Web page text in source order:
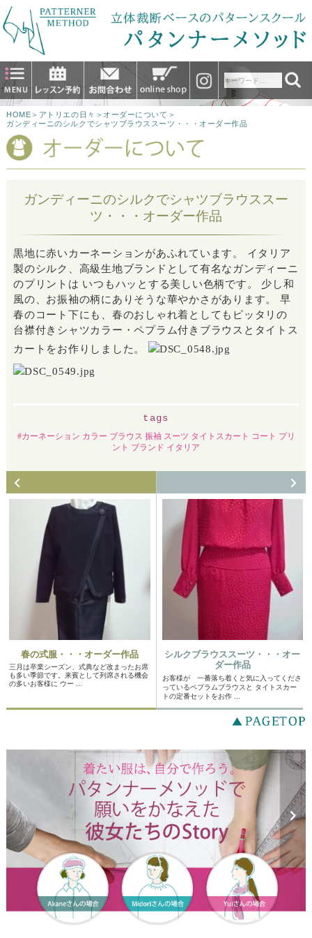
HOME ＞ アトリエの日々 ＞ オーダーについて ＞
ガンディーニのシルクでシャツブラウススーツ・・・オーダー作品
ガンディーニのシルクでシャツブラウススー
ツ・・・オーダー作品
黒地に赤いカーネーションがあふれています。 イタリア
製のシルク、高級生地ブランドとして有名なガンディーニ
のプリントは いつもハッとする美しい色柄です。 少し和
風の、お振袖の柄にありそうな華やかさがあります。 早
春のコート下にも、春のおしゃれ着としてもピッタリの
台襟付きシャツカラー・ペプラム付きブラウスとタイトス
カートをお作りしました。
tags
カーネーション カラー ブラウス 振袖 スーツ タイトスカート コート プリ
ント ブランド イタリア
春の式服・・・オーダー作品
三月は卒業シーズン、式典など改まったお席
も多い季節です。来賓として列席される機会
の多いお客様に ウー ...
シルクブラウススーツ・・・オー
ダー作品
お客様が 一番落ち着くと気に入ってくださ
っているペプラムブラウスと タイトスカー
トの定番セットをお作 ...